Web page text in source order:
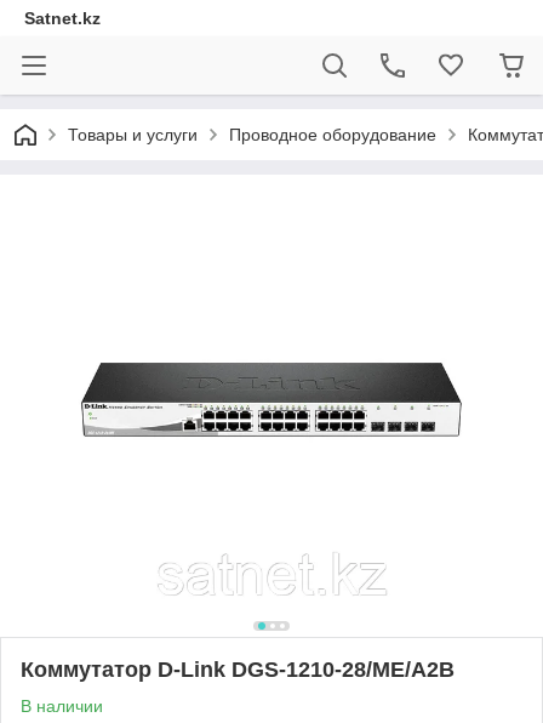
Satnet.kz
Товары и услуги Проводное оборудование
Коммутатор D-Link DGS-1210-28/ME/A2B
В наличии